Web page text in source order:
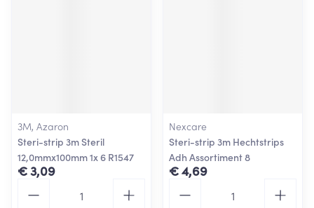
3M, Azaron
Steri-strip 3m Steril
12,0mmx100mm 1x 6 R1547
€ 3,09
Nexcare
Steri-strip 3m Hechtstrips
Adh Assortiment 8
€ 4,69